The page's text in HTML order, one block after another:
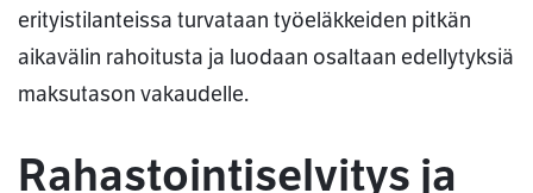
erityistilanteissa turvataan työeläkkeiden pitkän
aikavälin rahoitusta ja luodaan osaltaan edellytyksiä
maksutason vakaudelle.
Rahastointiselvitys ja